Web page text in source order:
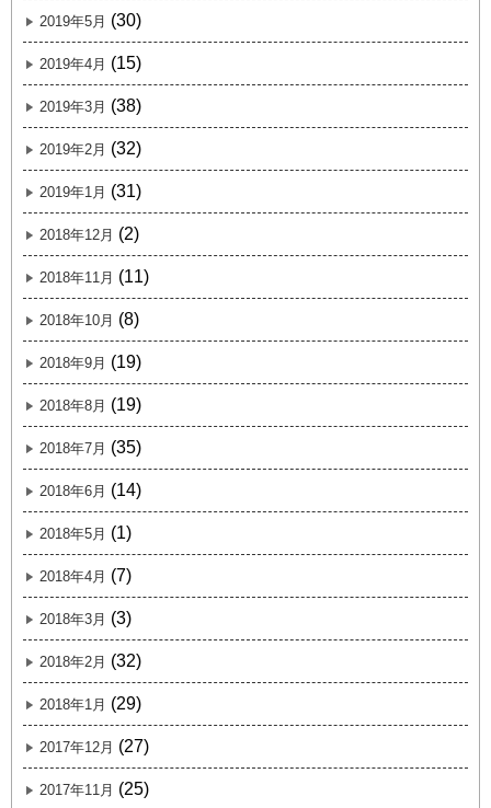
2019年5月 (30)
2019年4月 (15)
2019年3月 (38)
2019年2月 (32)
2019年1月 (31)
2018年12月 (2)
2018年11月 (11)
2018年10月 (8)
2018年9月 (19)
2018年8月 (19)
2018年7月 (35)
2018年6月 (14)
2018年5月 (1)
2018年4月 (7)
2018年3月 (3)
2018年2月 (32)
2018年1月 (29)
2017年12月 (27)
2017年11月 (25)